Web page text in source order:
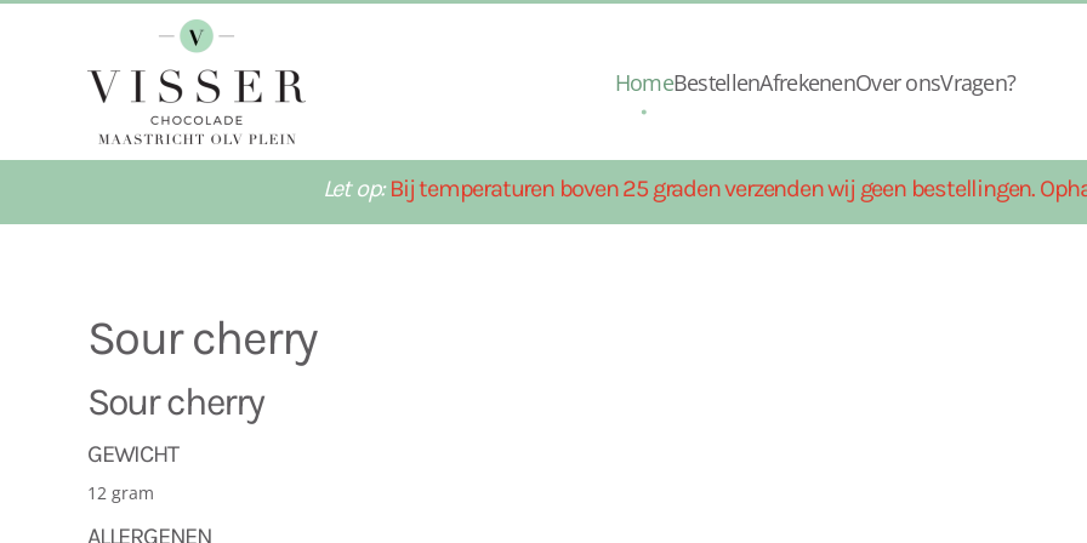
Terug naar hoofdinhoud HomeBestellenAfrekenenOver onsVragen?
Let op:Bij temperaturen boven 25 graden verzenden wij geen bestellingen.
Sour cherry
Sour cherry
GEWICHT
12 gram
ALLERGENEN